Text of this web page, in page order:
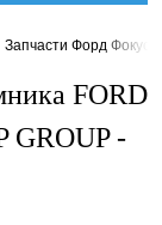
Запчасти Форд Фокус 2
FORD
GROUP -